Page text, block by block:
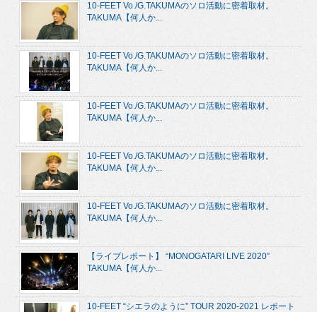
10-FEET Vo./G.TAKUMAのソロ活動に密着取材。
TAKUMA【何人か...
10-FEET Vo./G.TAKUMAのソロ活動に密着取材。
TAKUMA【何人か...
10-FEET Vo./G.TAKUMAのソロ活動に密着取材。
TAKUMA【何人か...
10-FEET Vo./G.TAKUMAのソロ活動に密着取材。
TAKUMA【何人か...
10-FEET Vo./G.TAKUMAのソロ活動に密着取材。
TAKUMA【何人か...
【ライブレポート】 “MONOGATARI LIVE 2020”
TAKUMA【何人か...
10-FEET “シエラのように” TOUR 2020-2021 レポート